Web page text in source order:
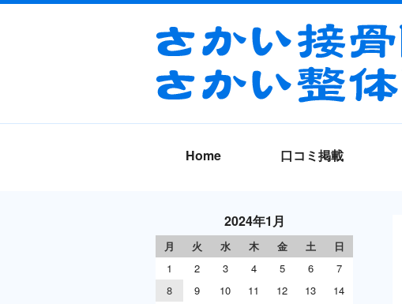
Home 口コミ掲載
2024年1月
月 火 水 木 金 土
日
1
2 3 4 5 6
7
8
9 10 11 12 13
14